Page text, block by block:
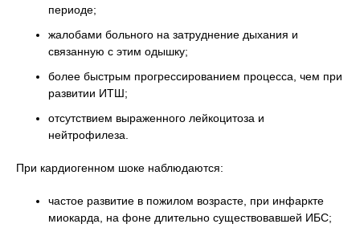
периоде;
жалобами больного на затруднение дыхания и
связанную с этим одышку;
более быстрым прогрессированием процесса, чем при
развитии ИТШ;
отсутствием выраженного лейкоцитоза и
нейтрофилеза.
При кардиогенном шоке наблюдаются:
частое развитие в пожилом возрасте, при инфаркте
миокарда, на фоне длительно существовавшей ИБС;